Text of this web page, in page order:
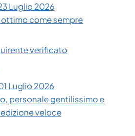
Luglio 2026
ottimo come sempre
verificato
Luglio 2026
personale gentilissimo e
veloce